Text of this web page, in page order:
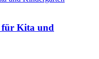
für Kita und